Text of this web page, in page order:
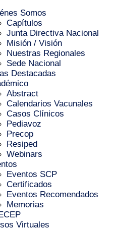
Somos
Capítulos
Junta Directiva Nacional
Misión / Visión
Nuestras Regionales
Sede Nacional
Destacadas
Abstract
Calendarios Vacunales
Casos Clínicos
Pediavoz
Precop
Resiped
Webinars
Eventos SCP
Certificados
Eventos Recomendados
Memorias
Virtuales